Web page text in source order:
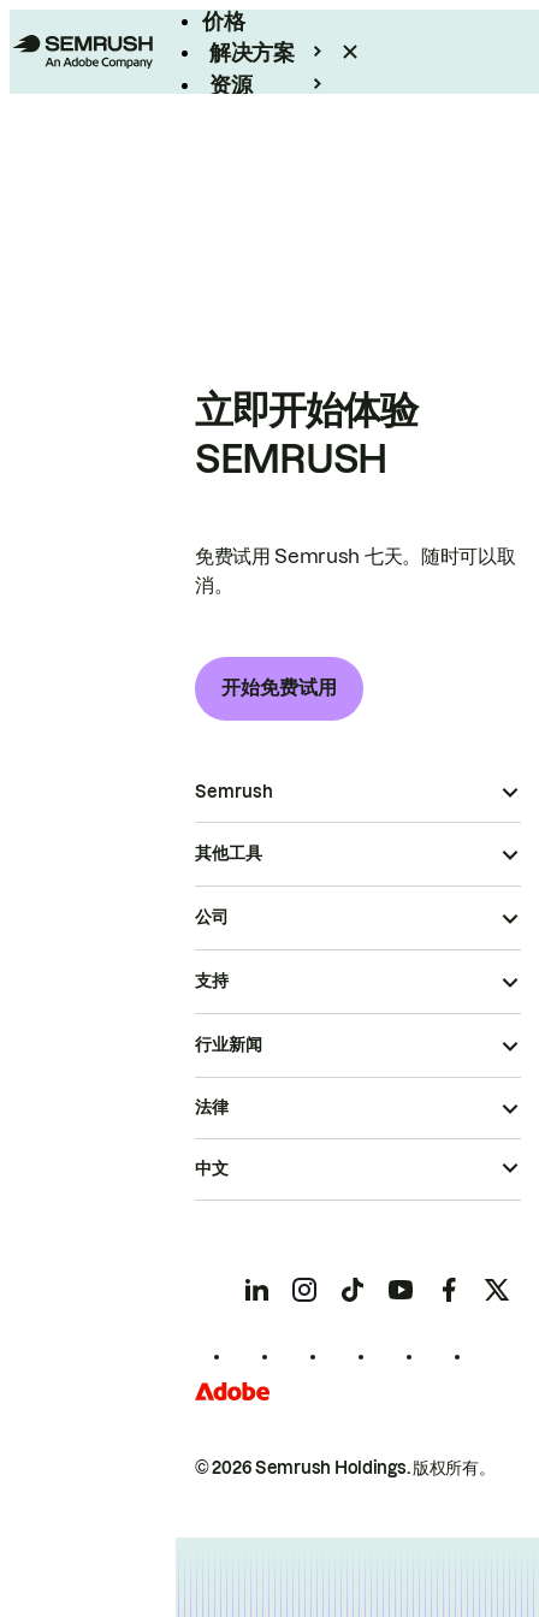
价格
解决方案
资源
立即开始体验
SEMRUSH
免费试用 Semrush 七天。随时可以取
消。
开始免费试用
Semrush
其他工具
公司
支持
行业新闻
© 2026 Semrush Holdings.版权所有。
法律
中文